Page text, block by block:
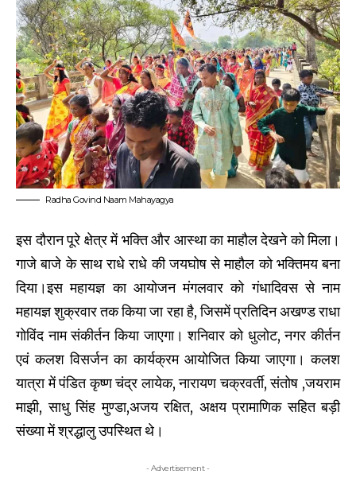
Radha Govind Naam Mahayagya
इस दौरान पूरे क्षेत्र में भक्ति और आस्था का माहौल देखने को मिला।
गाजे बाजे के साथ राधे राधे की जयघोष से माहौल को भक्तिमय बना
दिया।इस महायज्ञ का आयोजन मंगलवार को गंधादिवस से नाम
महायज्ञ शुक्रवार तक किया जा रहा है, जिसमें प्रतिदिन अखण्ड राधा
गोविंद नाम संकीर्तन किया जाएगा। शनिवार को धुलोट, नगर कीर्तन
एवं कलश विसर्जन का कार्यक्रम आयोजित किया जाएगा। कलश
यात्रा में पंडित कृष्ण चंद्र लायेक, नारायण चक्रवर्ती, संतोष ,जयराम
माझी, साधु सिंह मुण्डा,अजय रक्षित, अक्षय प्रामाणिक सहित बड़ी
संख्या में श्रद्धालु उपस्थित थे।
- Advertisement -